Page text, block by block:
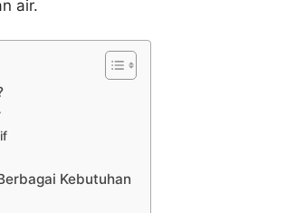
air.
Kebutuhan